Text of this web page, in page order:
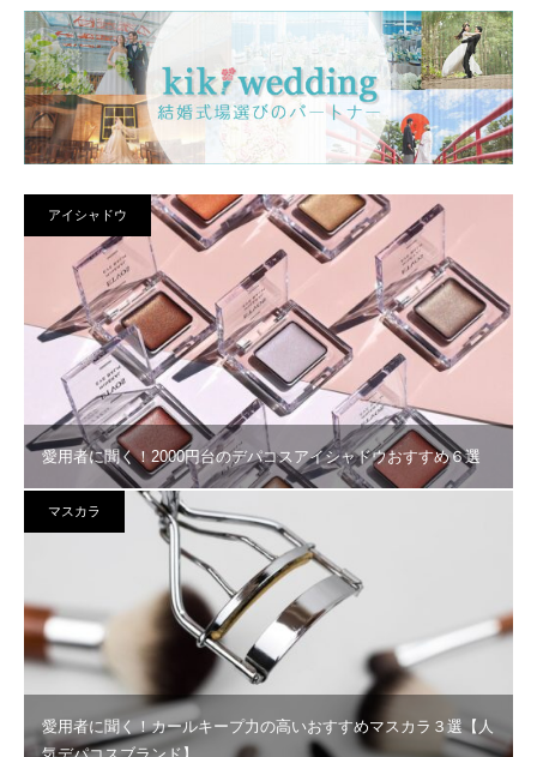
アイシャドウ
愛用者に聞く！2000円台のデパコスアイシャドウおすすめ６選
マスカラ
愛用者に聞く！カールキープ力の高いおすすめマスカラ３選【人